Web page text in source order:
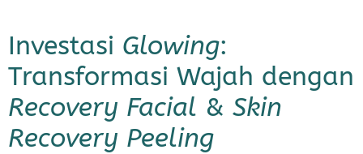
Investasi Glowing:
Transformasi Wajah dengan
Recovery Facial & Skin
Recovery Peeling